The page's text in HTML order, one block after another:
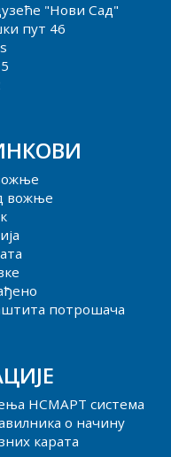
"Нови Сад"
пут 46
вожње
потрошача
НСМАРТ система
о начину
карата